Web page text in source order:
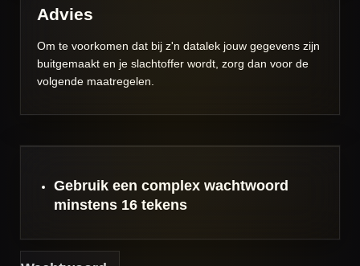
Advies
Om te voorkomen dat bij z'n datalek jouw gegevens zijn
buitgemaakt en je slachtoffer wordt, zorg dan voor de
volgende maatregelen.
Gebruik een complex wachtwoord
minstens 16 tekens